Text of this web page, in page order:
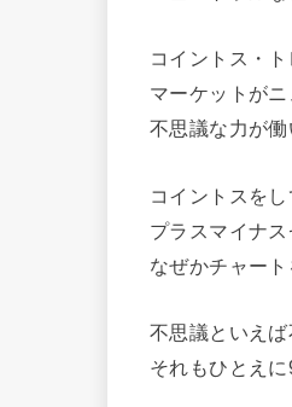
コイントス・ト
マーケットがニ
不思議な力が
コイントスを
プラスマイナス
なぜかチャー
不思議といえば
それもひとえ